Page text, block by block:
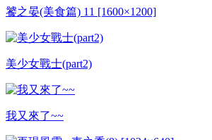
饕之晏(美食篇) 11 [1600×1200]
美少女戰士(part2)
我又來了~~